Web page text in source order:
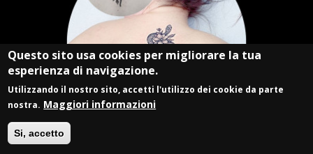
Questo sito usa cookies per migliorare la tua
esperienza di navigazione.
Utilizzando il nostro sito, accetti l'utilizzo dei cookie da parte
nostra. Maggiori informazioni
Si, accetto